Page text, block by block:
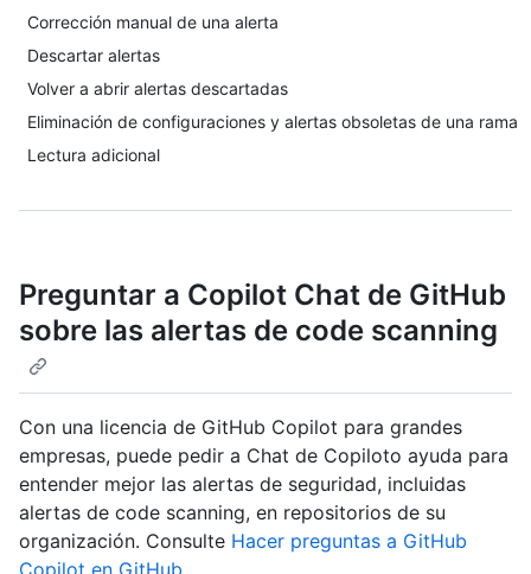
Corrección manual de una alerta
Descartar alertas
Volver a abrir alertas descartadas
Eliminación de configuraciones y alertas obsoletas de una rama
Lectura adicional
Preguntar a Copilot Chat de GitHub
sobre las alertas de code scanning
Con una licencia de GitHub Copilot para grandes
empresas, puede pedir a Chat de Copiloto ayuda para
entender mejor las alertas de seguridad, incluidas
alertas de code scanning, en repositorios de su
organización. Consulte Hacer preguntas a GitHub